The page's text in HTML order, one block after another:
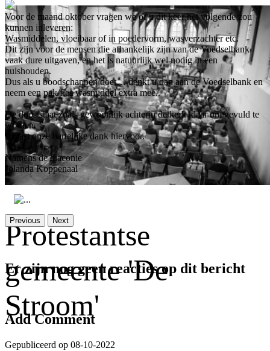
Protestantse
gemeente 'De
Stroom'
Voor de maand oktober vragen we of u dit keer het volgende zou
kunnen inleveren:
Wasmiddelen, vloeibaar of in poedervorm, wasverzachter etc.
Dit zijn voor de mensen die afhankelijk zijn van de Voedselbank
vaak dure uitgaven, en het is natuurlijk wel nodig in een
huishouden.
Dus als u boodschappen doet… denkt u dan aan de Voedselbank en
neem een pak/fles wasmiddel extra mee..
De doos staat zoals gewoonlijk achterin de kerk klaar om gevuld te
worden.
Alvast onze hartelijke dank hiervoor.
Namens de diaconie
Jolanda Koppenaal
Previous Next
Er zijn nog geen reacties op dit bericht
Add Comment
Gepubliceerd op 08-10-2022